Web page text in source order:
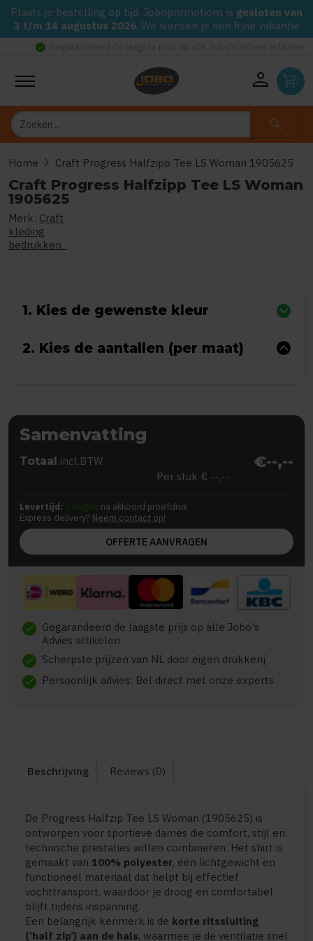
Plaats je bestelling op tijd. Jobopromotions is gesloten van
3 t/m 14 augustus 2026. We wensen je een fijne vakantie
Gegarandeerd de laagste prijs op alle Jobo's Advies artikelen
person shopping_cart
Zoeken search
Home chevron_right Craft Progress Halfzipp Tee LS Woman 1905625
Craft Progress Halfzipp Tee LS Woman
1905625
Merk: Craft
kleding
bedrukken
1. Kies de gewenste kleur
2. Kies de aantallen (per maat)
Samenvatting
Totaal incl.BTW €--,--
Per stuk € --,--
Levertijd: 5 dagen na akkoord proefdruk
Express delivery? Neem contact op!
OFFERTE AANVRAGEN
check Gegarandeerd de laagste prijs op alle Jobo's
Advies artikelen
check Scherpste prijzen van NL door eigen drukkerij
check Persoonlijk advies: Bel direct met onze experts
Beschrijving Reviews (0)
De Progress Halfzip Tee LS Woman (1905625) is
ontworpen voor sportieve dames die comfort, stijl en
technische prestaties willen combineren. Het shirt is
gemaakt van 100% polyester, een lichtgewicht en
functioneel materiaal dat helpt bij effectief
vochttransport, waardoor je droog en comfortabel
blijft tijdens inspanning.
Een belangrijk kenmerk is de korte ritssluiting
(‘half zip’) aan de hals, waarmee je de ventilatie snel